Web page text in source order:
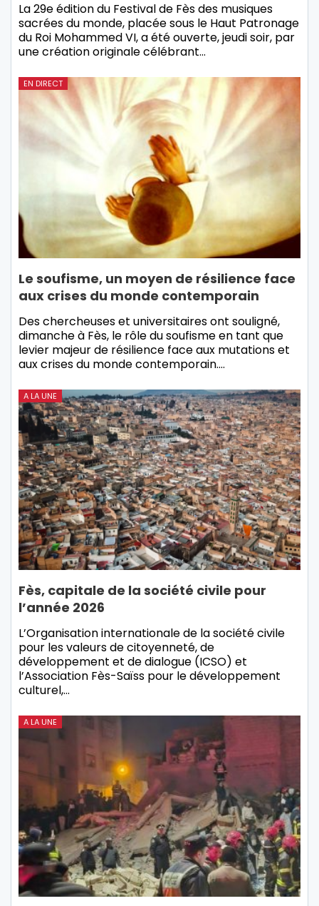
La 29e édition du Festival de Fès des musiques
sacrées du monde, placée sous le Haut Patronage
du Roi Mohammed VI, a été ouverte, jeudi soir, par
une création originale célébrant…
EN DIRECT
Le soufisme, un moyen de résilience face
aux crises du monde contemporain
Des chercheuses et universitaires ont souligné,
dimanche à Fès, le rôle du soufisme en tant que
levier majeur de résilience face aux mutations et
aux crises du monde contemporain.…
A LA UNE
Fès, capitale de la société civile pour
l’année 2026
L’Organisation internationale de la société civile
pour les valeurs de citoyenneté, de
développement et de dialogue (ICSO) et
l’Association Fès-Saïss pour le développement
culturel,…
A LA UNE